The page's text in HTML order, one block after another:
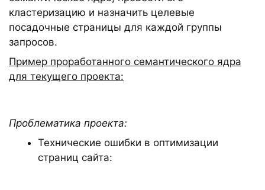
кластеризацию и назначить целевые
посадочные страницы для каждой группы
запросов.
Пример проработанного семантического ядра
для текущего проекта:
Проблематика проекта:
Технические ошибки в оптимизации
страниц сайта: